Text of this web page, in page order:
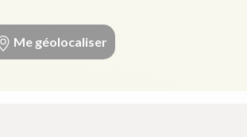
Me géolocaliser